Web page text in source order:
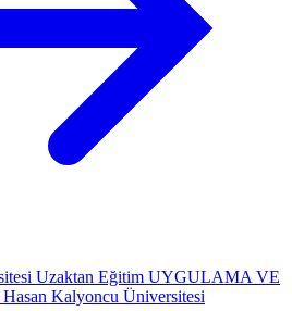
Uzaktan Eğitim UYGULAMA VE
Hasan Kalyoncu Üniversitesi